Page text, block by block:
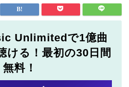
Unlimitedで1億曲
ける！最初の30日間
無料！